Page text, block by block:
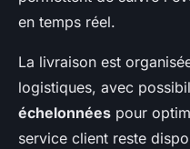
en temps réel.
La livraison est
logistiques, avec
échelonnées pour
service client reste